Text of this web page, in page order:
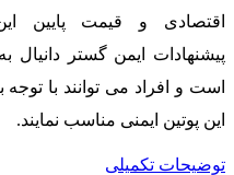
اقتصادی و قیمت پایین
پیشنهادات ایمن گستر دانیال
است و افراد می توانند با
این پوتین ایمنی مناسب نمایند.
توضیحات تکمیلی